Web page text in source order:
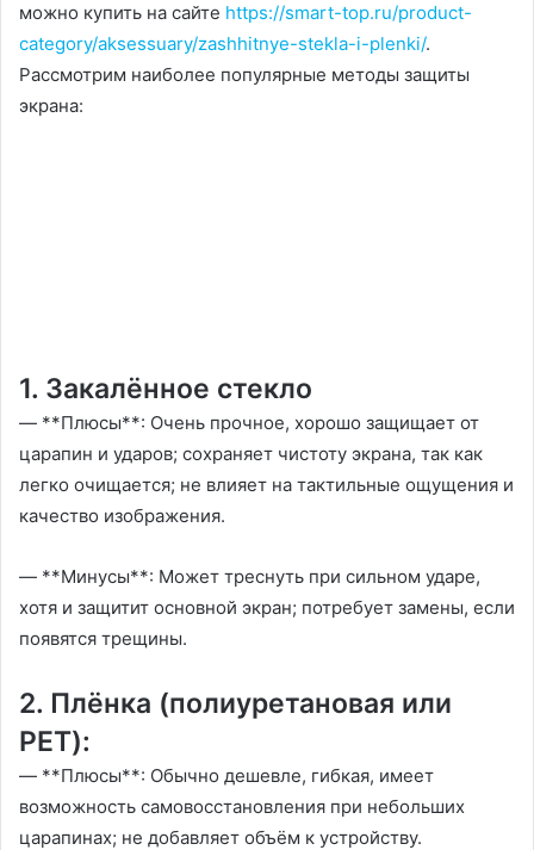
можно купить на сайте https://smart-top.ru/product-
category/aksessuary/zashhitnye-stekla-i-plenki/.
Рассмотрим наиболее популярные методы защиты
экрана:
1. Закалённое стекло
— **Плюсы**: Очень прочное, хорошо защищает от
царапин и ударов; сохраняет чистоту экрана, так как
легко очищается; не влияет на тактильные ощущения и
качество изображения.
— **Минусы**: Может треснуть при сильном ударе,
хотя и защитит основной экран; потребует замены, если
появятся трещины.
2. Плёнка (полиуретановая или
PET):
— **Плюсы**: Обычно дешевле, гибкая, имеет
возможность самовосстановления при небольших
царапинах; не добавляет объём к устройству.